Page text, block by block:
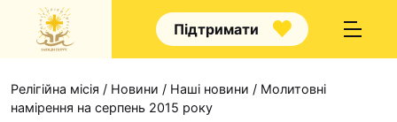
Підтримати
Релігійна місія / Новини / Наші новини / Молитовні
намірення на серпень 2015 року